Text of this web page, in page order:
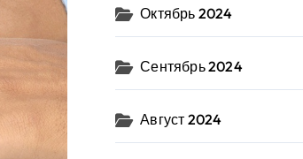
Октябрь 2024
Сентябрь 2024
Август 2024